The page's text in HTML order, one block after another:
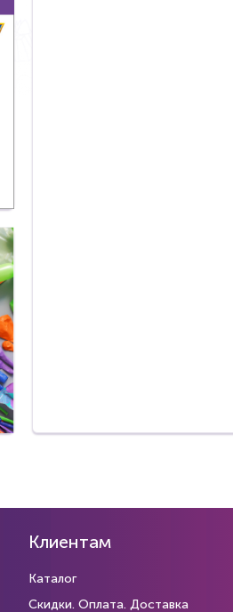
Клиентам
Каталог
Скидки. Оплата. Доставка